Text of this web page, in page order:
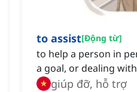
to assist[Động từ]
to help a person in
a goal, or dealing
giúp đỡ, hỗ trợ